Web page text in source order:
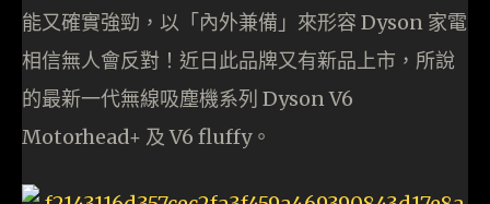
能又確實強勁，以「內外兼備」來形容 Dyson 家電
相信無人會反對！近日此品牌又有新品上市，所說
的最新一代無線吸塵機系列 Dyson V6
Motorhead+ 及 V6 fluffy。